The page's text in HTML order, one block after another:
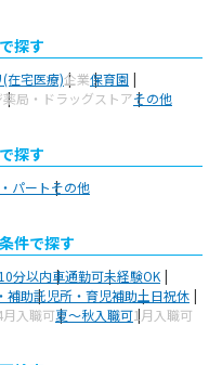
探す
在宅医療)企業保育園
薬局・ドラッグストアその他
探す
パートその他
件で探す
分以内車通勤可未経験OK
補助託児所・育児補助土日祝休
入職可夏～秋入職可1月入職可